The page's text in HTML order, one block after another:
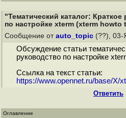
"Тематический каталог: Краткое
по настройке xterm (xterm howto
Сообщение от auto_topic (??), 03-
Обсуждение статьи
руководство по настройке
Ссылка на текст статьи:
https://www.opennet.ru/base/X/
Ответить
Оглавление